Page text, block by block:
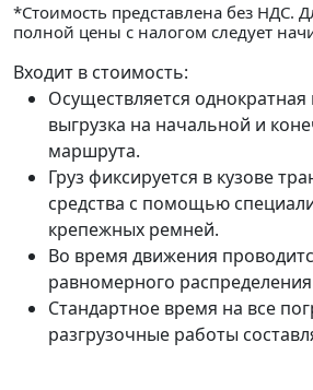
*Стоимость представлена без НДС.
полной цены с налогом следует
Входит в стоимость:
Осуществляется однократная
выгрузка на начальной и
маршрута.
Груз фиксируется в кузове
средства с помощью
крепежных ремней.
Во время движения
равномерного
Стандартное время на все
разгрузочные работы